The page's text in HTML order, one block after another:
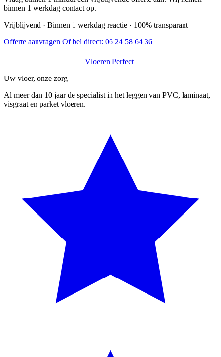
binnen 1 werkdag contact op.
Vrijblijvend · Binnen 1 werkdag reactie · 100% transparant
Offerte aanvragen Of bel direct: 06 24 58 64 36
Vloeren Perfect
Uw vloer, onze zorg
Al meer dan 10 jaar de specialist in het leggen van PVC, laminaat,
visgraat en parket vloeren.